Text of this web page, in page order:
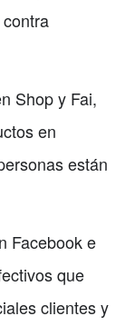
Shop y Fai,
en
están
Facebook e
que
clientes y